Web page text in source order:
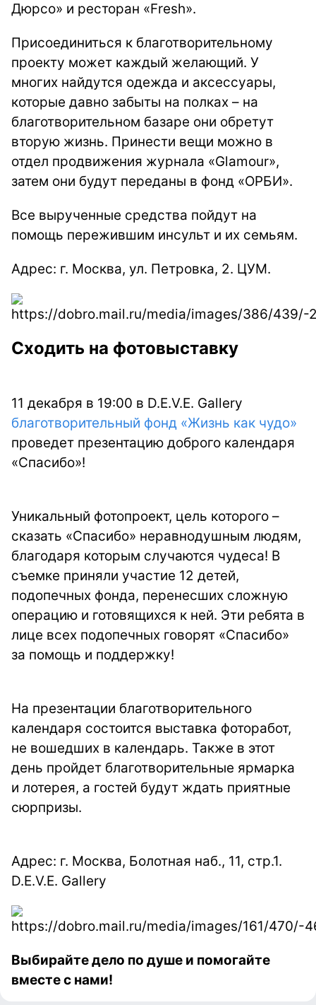
Дюрсо» и ресторан «Fresh».
Присоединиться к благотворительному
проекту может каждый желающий. У
многих найдутся одежда и аксессуары,
которые давно забыты на полках – на
благотворительном базаре они обретут
вторую жизнь. Принести вещи можно в
отдел продвижения журнала «Glamour»,
затем они будут переданы в фонд «ОРБИ».
Все вырученные средства пойдут на
помощь пережившим инсульт и их семьям.
Адрес: г. Москва, ул. Петровка, 2. ЦУМ.
Сходить на фотовыставку
11 декабря в 19:00 в D.E.V.E. Gallery
благотворительный фонд «Жизнь как чудо»
проведет презентацию доброго календаря
«Спасибо»!
Уникальный фотопроект, цель которого –
сказать «Спасибо» неравнодушным людям,
благодаря которым случаются чудеса! В
съемке приняли участие 12 детей,
подопечных фонда, перенесших сложную
операцию и готовящихся к ней. Эти ребята в
лице всех подопечных говорят «Спасибо»
за помощь и поддержку!
На презентации благотворительного
календаря состоится выставка фоторабот,
не вошедших в календарь. Также в этот
день пройдет благотворительные ярмарка
и лотерея, а гостей будут ждать приятные
сюрпризы.
Адрес: г. Москва, Болотная наб., 11, стр.1.
D.E.V.E. Gallery
Выбирайте дело по душе и помогайте
вместе с нами!